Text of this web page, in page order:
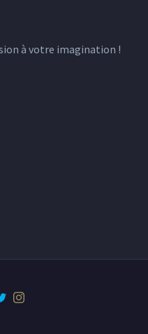
à votre imagination !